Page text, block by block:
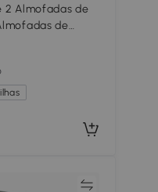
2 Almofadas de
de
Jardim
Escuro